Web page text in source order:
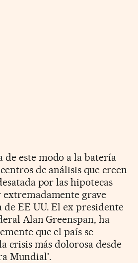
de este modo a la batería
de análisis que creen
por las hipotecas
extremadamente grave
EE UU. El ex presidente
Alan Greenspan, ha
que el país se
crisis más dolorosa desde
Mundial'.